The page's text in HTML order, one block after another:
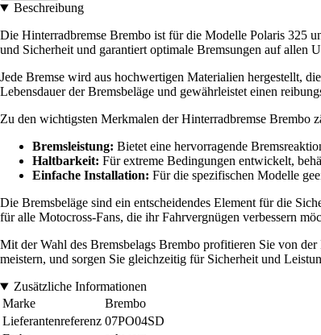
Beschreibung
Die Hinterradbremse Brembo ist für die Modelle Polaris 325
und Sicherheit und garantiert optimale Bremsungen auf allen
Jede Bremse wird aus hochwertigen Materialien hergestellt,
Lebensdauer der Bremsbeläge und gewährleistet einen
Zu den wichtigsten Merkmalen der Hinterradbremse Brembo
Bremsleistung: Bietet eine hervorragende
Haltbarkeit: Für extreme Bedingungen entwickelt,
Einfache Installation: Für die spezifischen Modelle
Die Bremsbeläge sind ein entscheidendes Element für die
für alle Motocross-Fans, die ihr Fahrvergnügen verbessern
Mit der Wahl des Bremsbelags Brembo profitieren Sie von
meistern, und sorgen Sie gleichzeitig für Sicherheit und
Zusätzliche Informationen
Marke
Brembo
Lieferantenreferenz 07PO04SD